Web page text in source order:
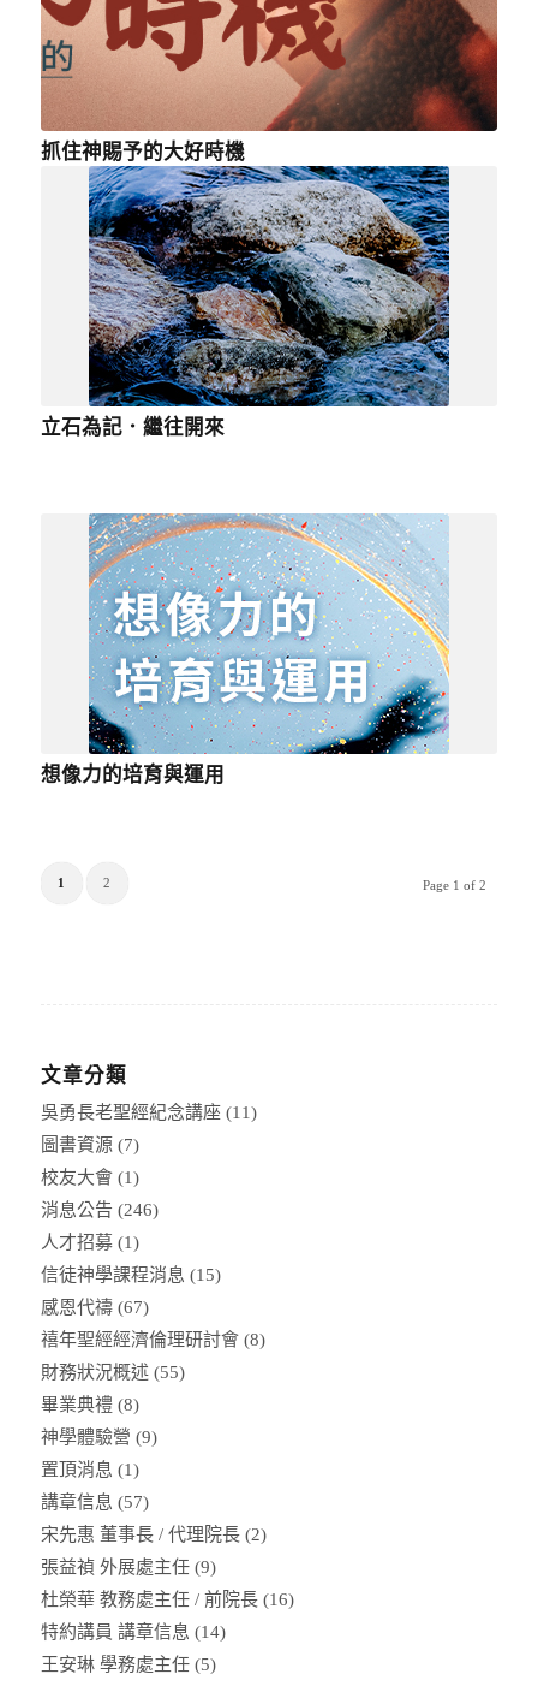
抓住神賜予的大好時機
立石為記．繼往開來
想像力的培育與運用
Page 1 of 2
1 2
文章分類
吳勇長老聖經紀念講座(11)
圖書資源 (7)
校友大會(1)
消息公告 (246)
人才招募(1)
信徒神學課程消息 (15)
感恩代禱(67)
禧年聖經經濟倫理研討會(8)
財務狀況概述(55)
畢業典禮(8)
神學體驗營 (9)
置頂消息 (1)
講章信息 (57)
宋先惠 董事長 / 代理院長(2)
張益禎 外展處主任(9)
杜榮華 教務處主任 / 前院長(16)
特約講員 講章信息 (14)
王安琳 學務處主任(5)